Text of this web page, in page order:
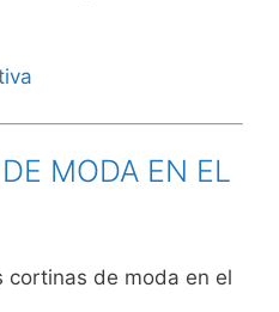
MODA EN EL
cortinas de moda en el